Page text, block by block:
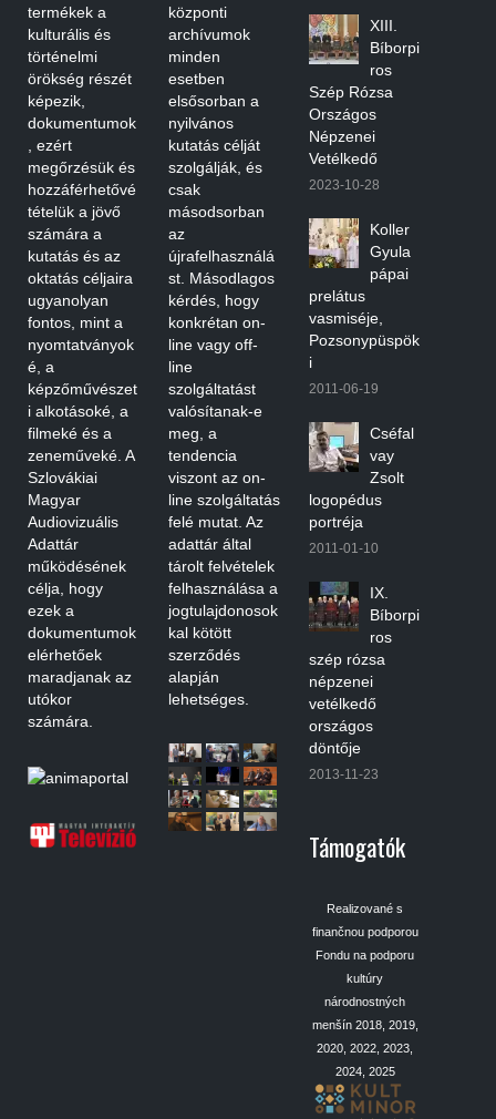
termékek a
kulturális és
történelmi
örökség részét
képezik,
dokumentumok
, ezért
megőrzésük és
hozzáférhetővé
tételük a jövő
számára a
kutatás és az
oktatás céljaira
ugyanolyan
fontos, mint a
nyomtatványok
é, a
képzőművészet
i alkotásoké, a
filmeké és a
zeneműveké. A
Szlovákiai
Magyar
Audiovizuális
Adattár
működésének
célja, hogy
ezek a
dokumentumok
elérhetőek
maradjanak az
utókor
számára.
központi
archívumok
minden
esetben
elsősorban a
nyilvános
kutatás célját
szolgálják, és
csak
másodsorban
az
újrafelhasználá
st. Másodlagos
kérdés, hogy
konkrétan on-
line vagy off-
line
szolgáltatást
valósítanak-e
meg, a
tendencia
viszont az on-
line szolgáltatás
felé mutat. Az
adattár által
tárolt felvételek
felhasználása a
jogtulajdonosok
kal kötött
szerződés
alapján
lehetséges.
XIII.
Bíborpi
ros
Szép Rózsa
Országos
Népzenei
Vetélkedő
2023-10-28
Koller
Gyula
pápai
prelátus
vasmiséje,
Pozsonypüspök
i
2011-06-19
Cséfal
vay
Zsolt
logopédus
portréja
2011-01-10
IX.
Bíborpi
ros
szép rózsa
népzenei
vetélkedő
országos
döntője
2013-11-23
Támogatók
Realizované s
finančnou podporou
Fondu na podporu
kultúry
národnostných
menšín 2018, 2019,
2020, 2022, 2023,
2024, 2025